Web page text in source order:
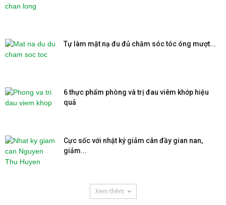
Tự làm mặt nạ đu đủ chăm sóc tóc óng mượt...
6 thực phẩm phòng và trị đau viêm khớp hiệu
quả
Cực sốc với nhật ký giảm cân đầy gian nan,
giảm...
Xem thêm